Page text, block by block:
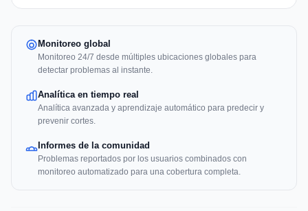
Monitoreo global
Monitoreo 24/7 desde múltiples ubicaciones globales para
detectar problemas al instante.
Analítica en tiempo real
Analítica avanzada y aprendizaje automático para predecir y
prevenir cortes.
Informes de la comunidad
Problemas reportados por los usuarios combinados con
monitoreo automatizado para una cobertura completa.